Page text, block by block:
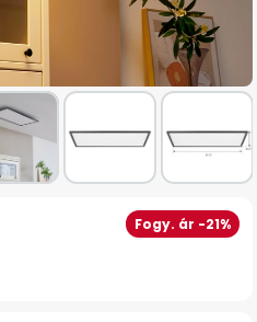
Fogy. ár -21%